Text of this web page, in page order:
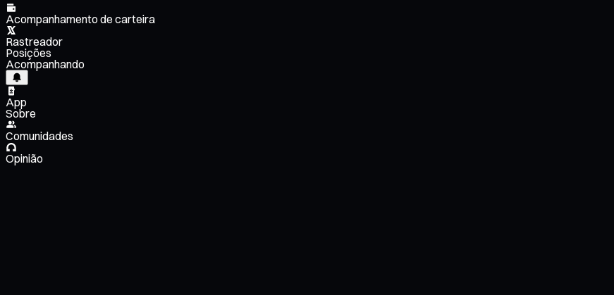
Acompanhamento de carteira
Rastreador
Posições
Acompanhando
App
Sobre
Comunidades
Opinião